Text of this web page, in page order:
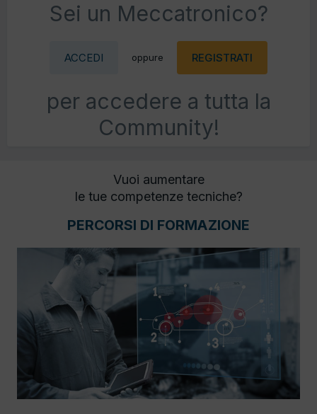
Sei un Meccatronico?
ACCEDI oppure REGISTRATI
per accedere a tutta la
Community!
Vuoi aumentare
le tue competenze tecniche?
PERCORSI DI FORMAZIONE